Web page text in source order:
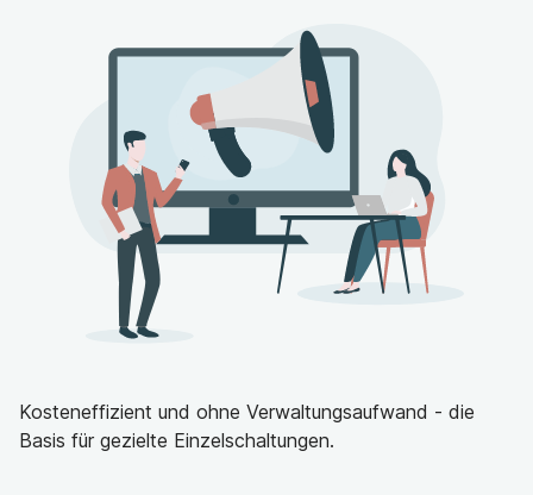
Unterstützung
Abgeschlossene Ausbildung als Pflegefachkraft
(w/m/d), Medizinischer Technologe für Radiologie
(w/m/d), Operationstechnische Assistenz (w/m/d),
Anästhesietechnische Assistenz (w/m/d),
Medizinische Fachangestellte (w/m/d) oder
vergleichbare Qualifikation
Interesse am interventionellen oder
funktionsdiagnostischen Bereich
Funktionsdienst
Selbstständige und verantwortungsbewusste
Arbeitsweise
Kosteneffizient und ohne Verwaltungsaufwand - die
Basis für gezielte Einzelschaltungen.